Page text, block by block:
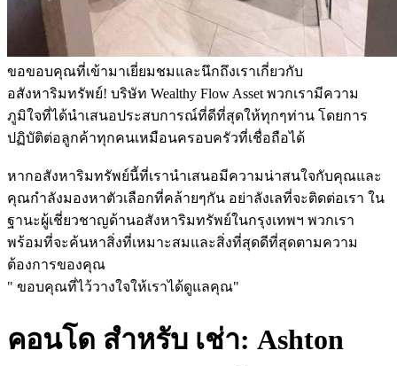
ขอขอบคุณที่เข้ามาเยี่ยมชมและนึกถึงเราเกี่ยวกับ
อสังหาริมทรัพย์! บริษัท Wealthy Flow Asset พวกเรามีความ
ภูมิใจที่ได้นำเสนอประสบการณ์ที่ดีที่สุดให้ทุกๆท่าน โดยการ
ปฏิบัติต่อลูกค้าทุกคนเหมือนครอบครัวที่เชื่อถือได้
หากอสังหาริมทรัพย์นี้ที่เรานำเสนอมีความน่าสนใจกับคุณและ
คุณกำลังมองหาตัวเลือกที่คล้ายๆกัน อย่าลังเลที่จะติดต่อเรา ใน
ฐานะผู้เชี่ยวชาญด้านอสังหาริมทรัพย์ในกรุงเทพฯ พวกเรา
พร้อมที่จะค้นหาสิ่งที่เหมาะสมและสิ่งที่สุดดีที่สุดตามความ
ต้องการของคุณ
" ขอบคุณที่ไว้วางใจให้เราได้ดูแลคุณ"
คอนโด สำหรับ เช่า: Ashton